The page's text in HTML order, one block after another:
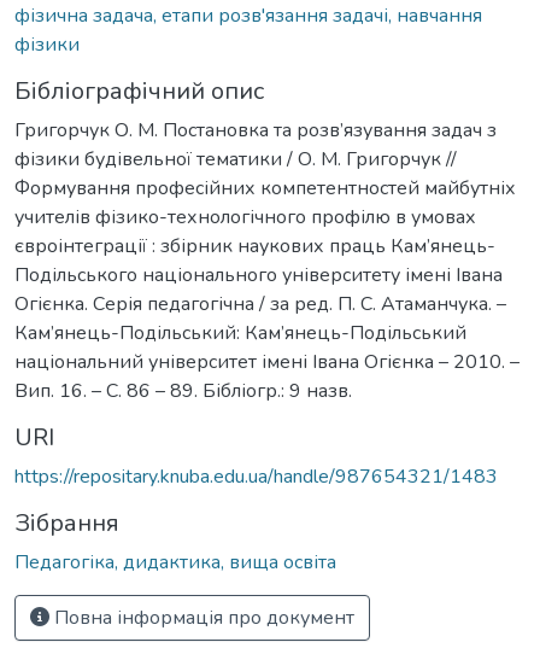
фізична задача, етапи розв'язання задачі, навчання
фізики
Бібліографічний опис
Григорчук О. М. Постановка та розв’язування задач з
фізики будівельної тематики / О. М. Григорчук //
Формування професійних компетентностей майбутніх
учителів фізико-технологічного профілю в умовах
євроінтеграції : збірник наукових праць Кам’янець-
Подільського національного університету імені Івана
Огієнка. Серія педагогічна / за ред. П. С. Атаманчука. –
Кам’янець-Подільський: Кам’янець-Подільський
національний університет імені Івана Огієнка – 2010. –
Вип. 16. – С. 86 – 89. Бібліогр.: 9 назв.
URI
https://repositary.knuba.edu.ua/handle/987654321/1483
Зібрання
Педагогіка, дидактика, вища освіта
Повна інформація про документ